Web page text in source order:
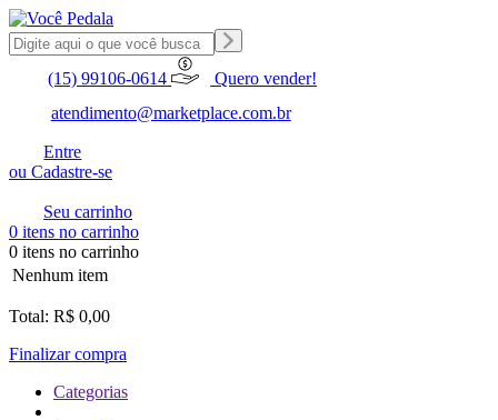
(15) 99106-0614
Quero vender!
atendimento@marketplace.com.br
Entre
ou Cadastre-se
Seu carrinho
0 itens no carrinho
0 itens no carrinho
Nenhum item
Total: R$ 0,00
Finalizar compra
Categorias